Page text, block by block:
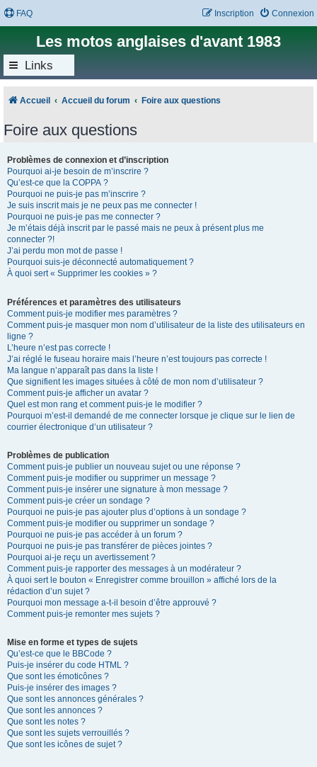
FAQ Connexion
Inscription
Les motos anglaises d'avant 1983
Links
Accueil Accueil du forum Foire aux questions
Foire aux questions
Problèmes de connexion et d’inscription
Pourquoi ai-je besoin de m’inscrire ?
Qu’est-ce que la COPPA ?
Pourquoi ne puis-je pas m’inscrire ?
Je suis inscrit mais je ne peux pas me connecter !
Pourquoi ne puis-je pas me connecter ?
Je m’étais déjà inscrit par le passé mais ne peux à présent plus me
connecter ?!
J’ai perdu mon mot de passe !
Pourquoi suis-je déconnecté automatiquement ?
À quoi sert « Supprimer les cookies » ?
Préférences et paramètres des utilisateurs
Comment puis-je modifier mes paramètres ?
Comment puis-je masquer mon nom d’utilisateur de la liste des utilisateurs en
ligne ?
L’heure n’est pas correcte !
J’ai réglé le fuseau horaire mais l’heure n’est toujours pas correcte !
Ma langue n’apparaît pas dans la liste !
Que signifient les images situées à côté de mon nom d’utilisateur ?
Comment puis-je afficher un avatar ?
Quel est mon rang et comment puis-je le modifier ?
Pourquoi m’est-il demandé de me connecter lorsque je clique sur le lien de
courrier électronique d’un utilisateur ?
Problèmes de publication
Comment puis-je publier un nouveau sujet ou une réponse ?
Comment puis-je modifier ou supprimer un message ?
Comment puis-je insérer une signature à mon message ?
Comment puis-je créer un sondage ?
Pourquoi ne puis-je pas ajouter plus d’options à un sondage ?
Comment puis-je modifier ou supprimer un sondage ?
Pourquoi ne puis-je pas accéder à un forum ?
Pourquoi ne puis-je pas transférer de pièces jointes ?
Pourquoi ai-je reçu un avertissement ?
Comment puis-je rapporter des messages à un modérateur ?
À quoi sert le bouton « Enregistrer comme brouillon » affiché lors de la
rédaction d’un sujet ?
Pourquoi mon message a-t-il besoin d’être approuvé ?
Comment puis-je remonter mes sujets ?
Mise en forme et types de sujets
Qu’est-ce que le BBCode ?
Puis-je insérer du code HTML ?
Que sont les émoticônes ?
Puis-je insérer des images ?
Que sont les annonces générales ?
Que sont les annonces ?
Que sont les notes ?
Que sont les sujets verrouillés ?
Que sont les icônes de sujet ?